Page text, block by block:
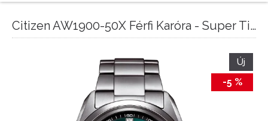
Citizen AW1900-50X Férfi Karóra - Super Titanium ™ Eco-Drive 40mm
Új
-5 %